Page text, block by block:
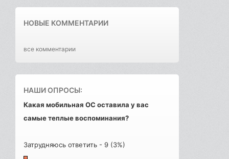
НОВЫЕ КОММЕНТАРИИ
все комментарии
НАШИ ОПРОСЫ:
Какая мобильная ОС оставила у вас
самые теплые воспоминания?
Затрудняюсь ответить - 9 (3%)